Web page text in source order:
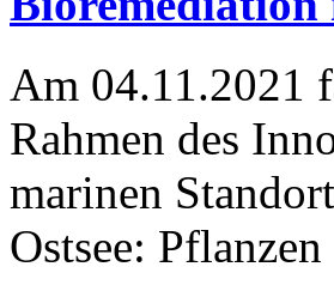
Am 04.11.2021
Rahmen des
marinen
Ostsee: